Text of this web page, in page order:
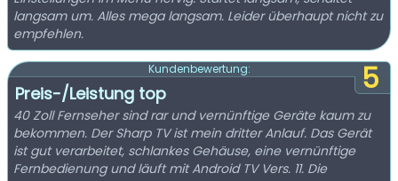
langsam um. Alles mega langsam. Leider überhaupt nicht zu
empfehlen.
5
Kundenbewertung:
Preis-/Leistung top
40 Zoll Fernseher sind rar und vernünftige Geräte kaum zu
bekommen. Der Sharp TV ist mein dritter Anlauf. Das Gerät
ist gut verarbeitet, schlankes Gehäuse, eine vernünftige
Fernbedienung und läuft mit Android TV Vers. 11. Die